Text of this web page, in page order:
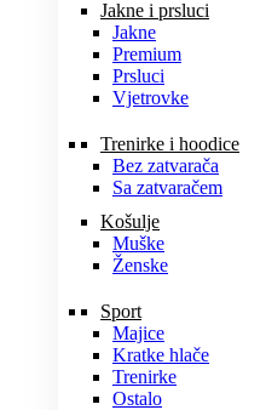
Jakne i prsluci
Jakne
Premium
Prsluci
Vjetrovke
Trenirke i hoodice
Bez zatvarača
Sa zatvaračem
Košulje
Muške
Ženske
Sport
Majice
Kratke hlače
Trenirke
Ostalo